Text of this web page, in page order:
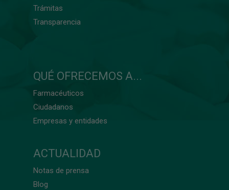
Trámitas
Transparencia
QUÉ OFRECEMOS A...
Farmacéuticos
Ciudadanos
Empresas y entidades
ACTUALIDAD
Notas de prensa
Blog